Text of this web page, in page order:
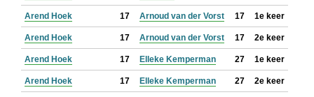
Arend Hoek 17 Arnoud van der Vorst 17 1e keer
Arend Hoek 17 Arnoud van der Vorst 17 2e keer
Arend Hoek 17 Elleke Kemperman 27 1e keer
Arend Hoek 17 Elleke Kemperman 27 2e keer